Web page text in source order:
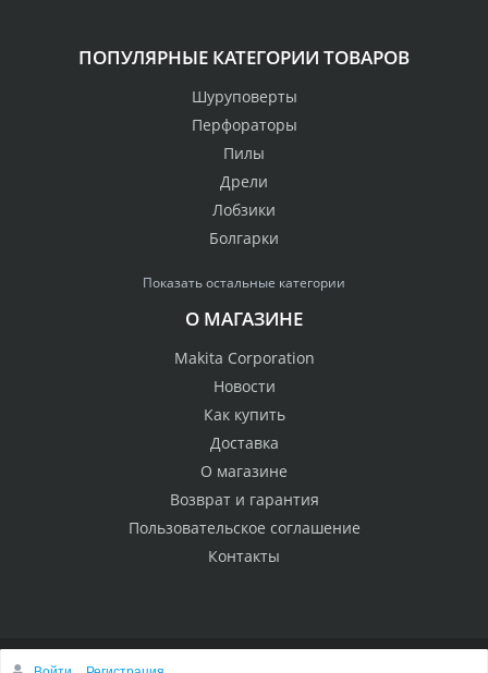
ПОПУЛЯРНЫЕ КАТЕГОРИИ ТОВАРОВ
Шуруповерты
Перфораторы
Пилы
Дрели
Лобзики
Болгарки
Показать остальные категории
О МАГАЗИНЕ
Makita Corporation
Новости
Как купить
Доставка
О магазине
Возврат и гарантия
Пользовательское соглашение
Контакты